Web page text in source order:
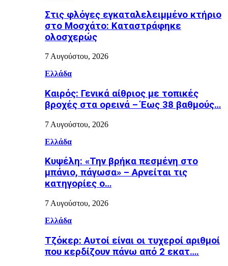
Στις φλόγες εγκαταλελειμμένο κτήριο
στο Μοσχάτο: Καταστράφηκε
ολοσχερώς
7 Αυγούστου, 2026
Ελλάδα
Καιρός: Γενικά αίθριος με τοπικές
βροχές στα ορεινά – Έως 38 βαθμούς…
7 Αυγούστου, 2026
Ελλάδα
Κυψέλη: «Την βρήκα πεσμένη στο
μπάνιο, πάγωσα» – Αρνείται τις
κατηγορίες ο…
7 Αυγούστου, 2026
Ελλάδα
Τζόκερ: Αυτοί είναι οι τυχεροί αριθμοί
που κερδίζουν πάνω από 2 εκατ….